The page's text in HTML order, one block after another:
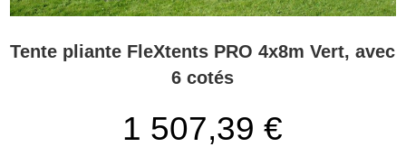
Tente pliante FleXtents PRO 4x8m Vert, avec
6 cotés
1 507,39 €